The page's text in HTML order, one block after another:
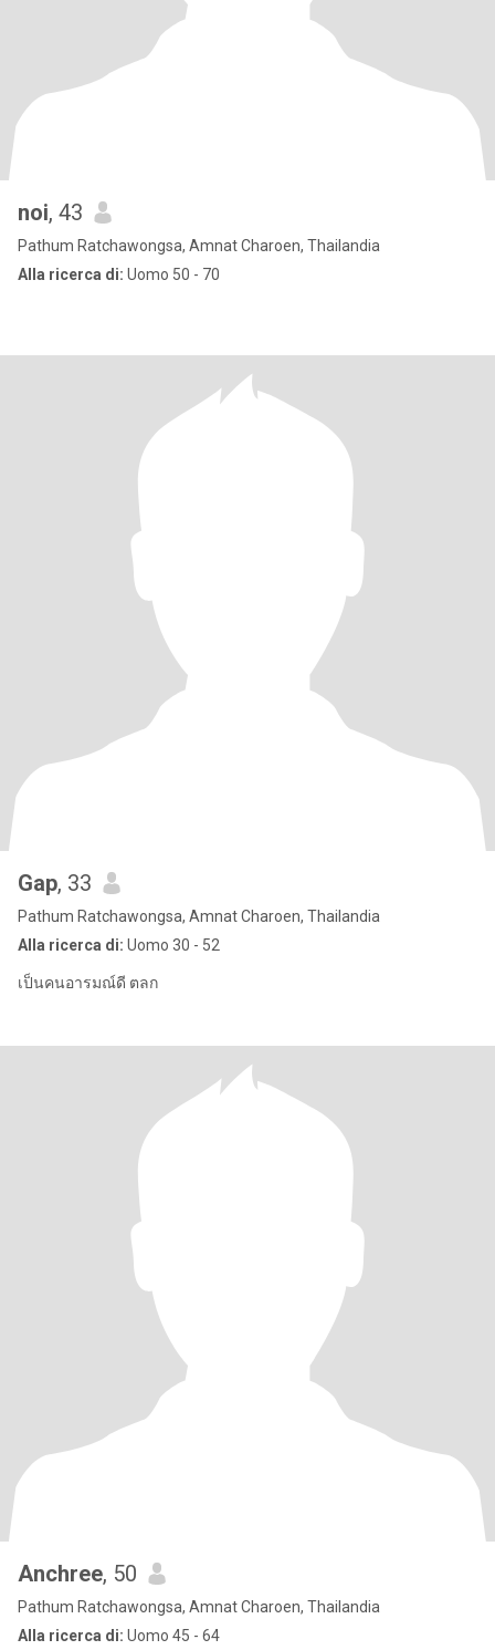
noi, 43
Pathum Ratchawongsa, Amnat Charoen, Thailandia
Alla ricerca di: Uomo 50 - 70
Gap, 33
Pathum Ratchawongsa, Amnat Charoen, Thailandia
Alla ricerca di: Uomo 30 - 52
เป็นคนอารมณ์ดี ตลก
Anchree, 50
Pathum Ratchawongsa, Amnat Charoen, Thailandia
Alla ricerca di: Uomo 45 - 64